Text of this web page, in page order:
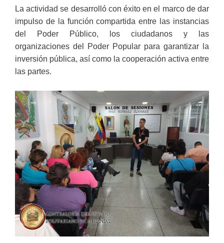
La actividad se desarrolló con éxito en el marco de dar
impulso de la función compartida entre las instancias
del Poder Público, los ciudadanos y las
organizaciones del Poder Popular para garantizar la
inversión pública, así como la cooperación activa entre
las partes.